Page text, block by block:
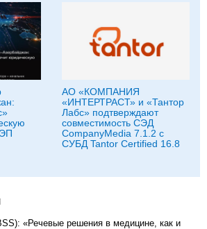
АО «КОМПАНИЯ
«ИНТЕРТРАСТ» и «Тантор
Лабс» подтверждают
совместимость СЭД
CompanyMedia 7.1.2 с
СУБД Tantor Certified 16.8
«Речевые решения в медицине, как и